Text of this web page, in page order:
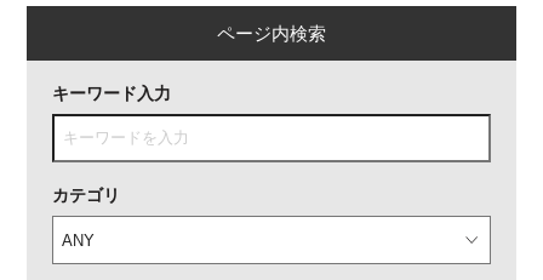
ページ内検索
キーワード入力
カテゴリ